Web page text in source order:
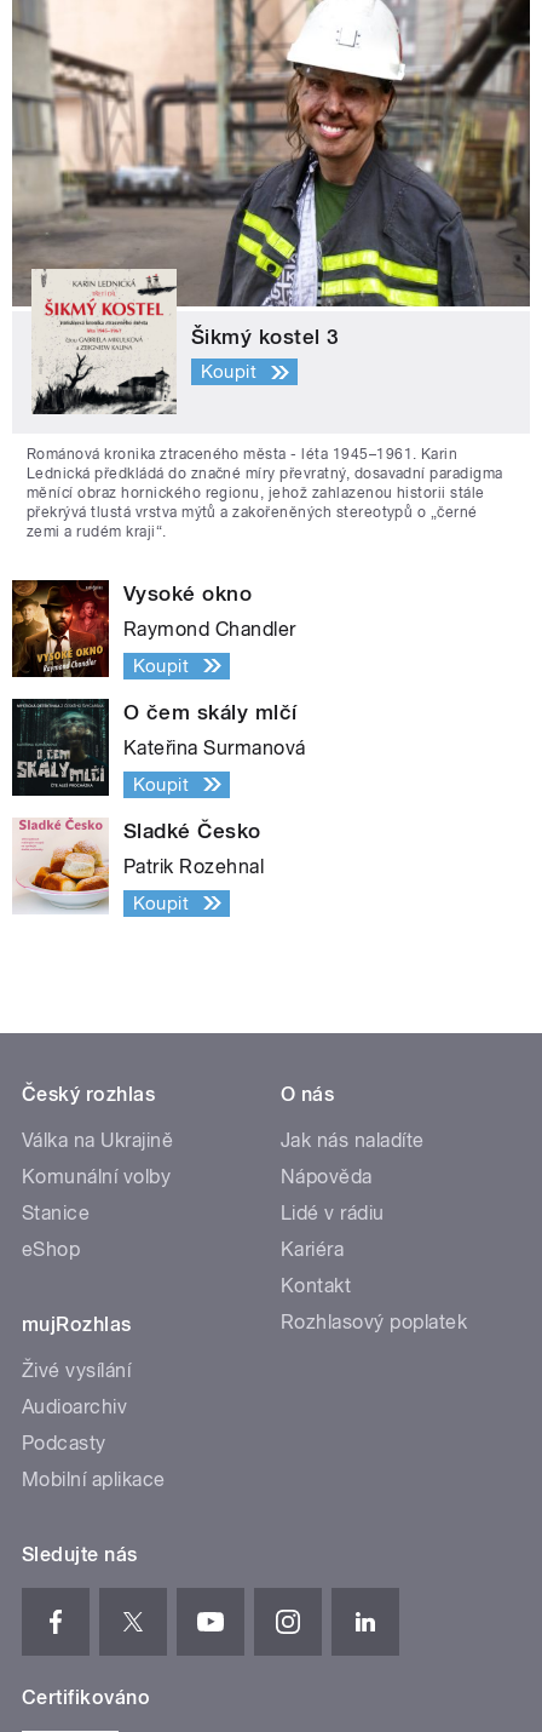
Šikmý kostel 3
Koupit
Románová kronika ztraceného města - léta 1945–1961. Karin
Lednická předkládá do značné míry převratný, dosavadní paradigma
měnící obraz hornického regionu, jehož zahlazenou historii stále
překrývá tlustá vrstva mýtů a zakořeněných stereotypů o „černé
zemi a rudém kraji“.
Vysoké okno
Raymond Chandler
Koupit
O čem skály mlčí
Kateřina Surmanová
Koupit
Sladké Česko
Patrik Rozehnal
Koupit
Český rozhlas
Válka na Ukrajině
Komunální volby
Stanice
eShop
mujRozhlas
Živé vysílání
Audioarchiv
Podcasty
Mobilní aplikace
O nás
Jak nás naladíte
Nápověda
Lidé v rádiu
Kariéra
Kontakt
Rozhlasový poplatek
Sledujte nás
Certifikováno